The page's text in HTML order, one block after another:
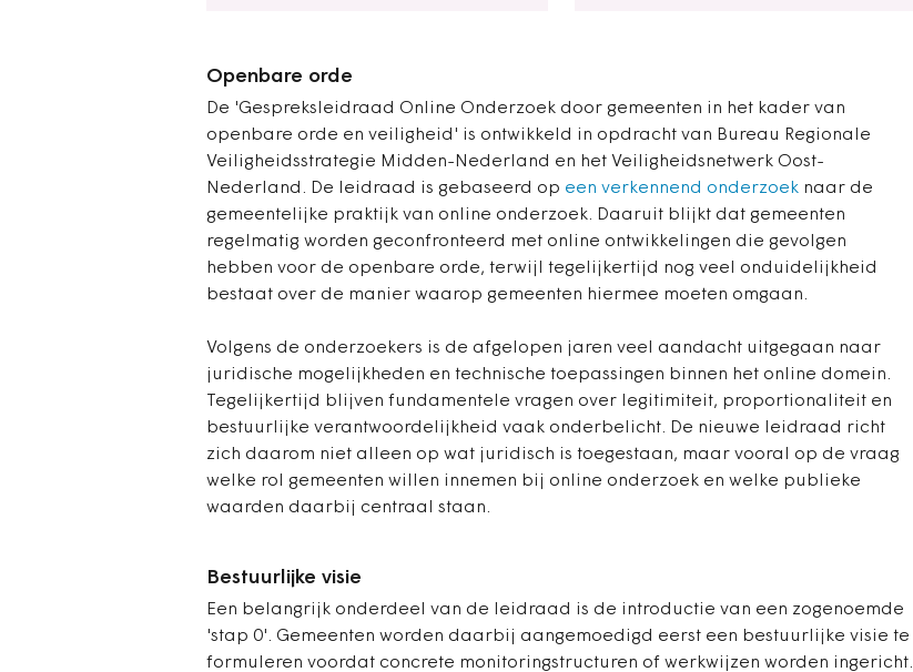
Openbare orde
De 'Gespreksleidraad Online Onderzoek door gemeenten in het kader van
openbare orde en veiligheid' is ontwikkeld in opdracht van Bureau Regionale
Veiligheidsstrategie Midden-Nederland en het Veiligheidsnetwerk Oost-
Nederland. De leidraad is gebaseerd op een verkennend onderzoek naar de
gemeentelijke praktijk van online onderzoek. Daaruit blijkt dat gemeenten
regelmatig worden geconfronteerd met online ontwikkelingen die gevolgen
hebben voor de openbare orde, terwijl tegelijkertijd nog veel onduidelijkheid
bestaat over de manier waarop gemeenten hiermee moeten omgaan.
Volgens de onderzoekers is de afgelopen jaren veel aandacht uitgegaan naar
juridische mogelijkheden en technische toepassingen binnen het online domein.
Tegelijkertijd blijven fundamentele vragen over legitimiteit, proportionaliteit en
bestuurlijke verantwoordelijkheid vaak onderbelicht. De nieuwe leidraad richt
zich daarom niet alleen op wat juridisch is toegestaan, maar vooral op de vraag
welke rol gemeenten willen innemen bij online onderzoek en welke publieke
waarden daarbij centraal staan.
Bestuurlijke visie
Een belangrijk onderdeel van de leidraad is de introductie van een zogenoemde
'stap 0'. Gemeenten worden daarbij aangemoedigd eerst een bestuurlijke visie te
formuleren voordat concrete monitoringstructuren of werkwijzen worden ingericht.